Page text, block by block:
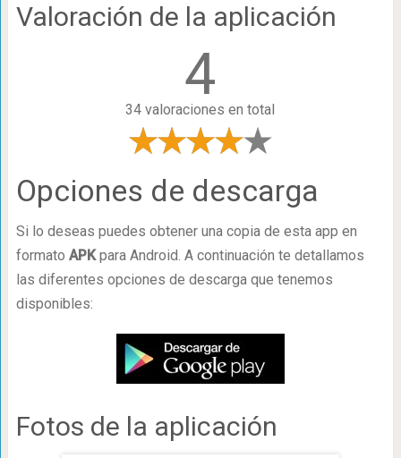
Valoración de la aplicación
4
34 valoraciones en total
Opciones de descarga
Si lo deseas puedes obtener una copia de esta app en
formato APKpara Android. A continuación te detallamos
las diferentes opciones de descarga que tenemos
disponibles:
Fotos de la aplicación